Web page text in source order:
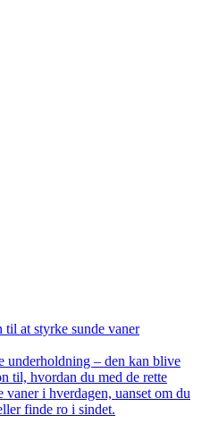
at styrke sunde vaner
underholdning – den kan blive
til, hvordan du med de rette
vaner i hverdagen, uanset om du
finde ro i sindet.